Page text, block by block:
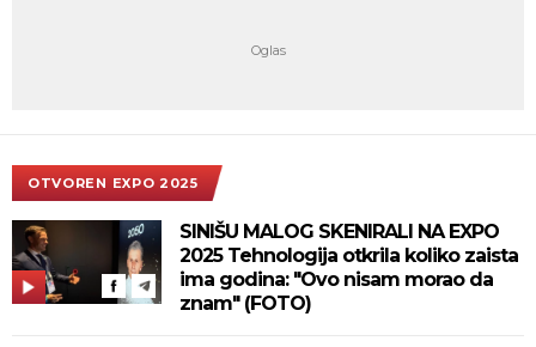
OTVOREN EXPO 2025
SINIŠU MALOG SKENIRALI NA EXPO
2025 Tehnologija otkrila koliko zaista
ima godina: "Ovo nisam morao da
znam" (FOTO)